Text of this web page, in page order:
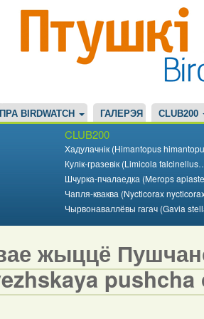
ПРА BIRDWATCH ГАЛЕРЭЯ CLUB200
CLUB200
Хадулачнік (Himantopus
Кулік-гразевік (Limicola
Шчурка-пчалаедка (Merops
Чапля-кваква (Nycticorax
Чырвонаваллёвы гагач (Gavia
жыццё